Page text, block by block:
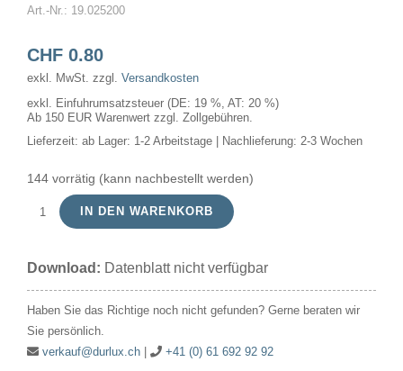
Art.-Nr.: 19.025200
CHF0.80
exkl. MwSt. zzgl. Versandkosten
exkl. Einfuhrumsatzsteuer (DE: 19 %, AT: 20 %)
Ab 150 EUR Warenwert zzgl. Zollgebühren.
Lieferzeit: ab Lager: 1-2 Arbeitstage | Nachlieferung: 2-3 Wochen
144 vorrätig (kann nachbestellt werden)
Signallampe
2.5V
15x29mm
E10
IN DEN WARENKORB
Download: Datenblatt nicht verfügbar
Haben Sie das Richtige noch nicht gefunden? Gerne beraten wir
Sie persönlich.
verkauf@durlux.ch| +41 (0) 61 692 92 92